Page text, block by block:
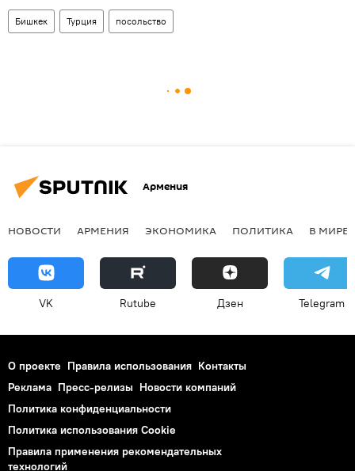
Бишкек Турция посольство
Армения
НОВОСТИ АРМЕНИЯ ЭКОНОМИКА ПОЛИТИКА В МИРЕ
VK Rutube Дзен Telegram
О проекте Правила использования Контакты
Реклама Пресс-релизы Новости компаний
Политика конфиденциальности
Политика использования Cookie
Правила применения рекомендательных
технологий